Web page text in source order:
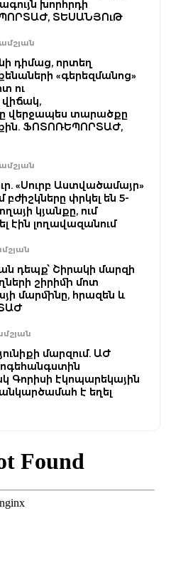
խորհրդի
ՏԵՍԱՆՅՈւԹ
դիմաց, որտեղ
«գերեզմանոց»
ու
վերջապես տարածքը
ՖՈՏՈՌԵՊՈՐՏԱԺ,
«Սուրբ Աստվածամայր»
փրկել են 5-
կյանքը, ում
էին լողավազանում
դեպք՝ Շիրակի մարզի
շիրիմի մոտ
մարմինը, հրազեն և
մարզում. ԱԺ
Գորիսի էկոպարեկային
է եղել